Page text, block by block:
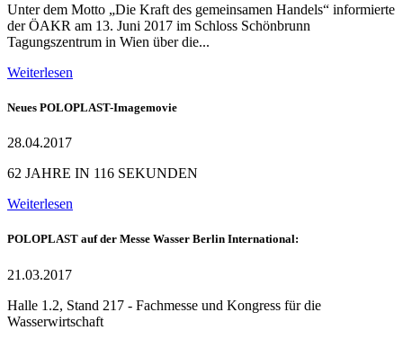
Unter dem Motto „Die Kraft des gemeinsamen Handels“ informierte
der ÖAKR am 13. Juni 2017 im Schloss Schönbrunn
Tagungszentrum in Wien über die...
Weiterlesen
Neues POLOPLAST-Imagemovie
28.04.2017
62 JAHRE IN 116 SEKUNDEN
Weiterlesen
POLOPLAST auf der Messe Wasser Berlin International:
21.03.2017
Halle 1.2, Stand 217 - Fachmesse und Kongress für die
Wasserwirtschaft